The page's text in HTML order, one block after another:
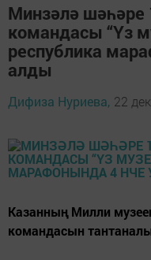
Минзәлә шәһәре
командасы “Үз
республика
алды
Дифиза Нуриева, 22
Казанның Милли
командасын